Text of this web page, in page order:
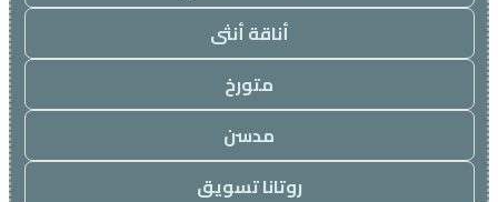
أناقة أنثى
متورخ
مدسن
روتانا تسويق